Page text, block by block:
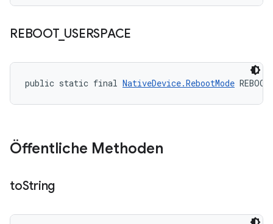
REBOOT_ USERSPACE
public static final NativeDevice.RebootMode
Öffentliche Methoden
toString